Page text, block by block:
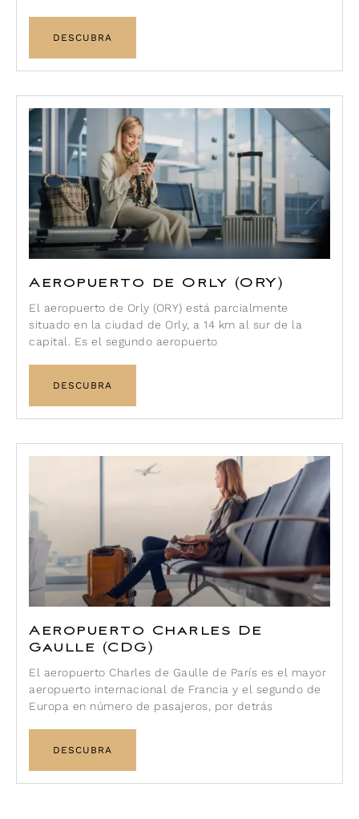
DESCUBRA
Aeropuerto de Orly (ORY)
El aeropuerto de Orly (ORY) está parcialmente
situado en la ciudad de Orly, a 14 km al sur de la
capital. Es el segundo aeropuerto
DESCUBRA
Aeropuerto Charles De
Gaulle (CDG)
El aeropuerto Charles de Gaulle de París es el mayor
aeropuerto internacional de Francia y el segundo de
Europa en número de pasajeros, por detrás
DESCUBRA